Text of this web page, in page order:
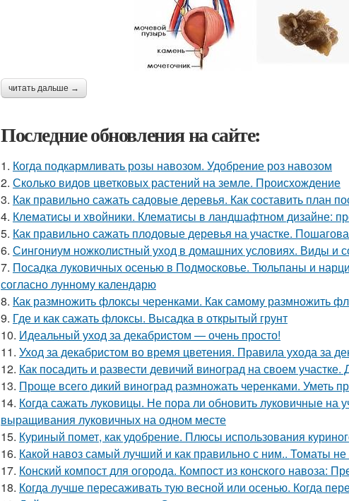
читать дальше →
Последние обновления на сайте:
1. Когда подкармливать розы навозом. Удобрение роз навозом
2. Сколько видов цветковых растений на земле. Происхождение
3. Как правильно сажать садовые деревья. Как составить план
4. Клематисы и хвойники. Клематисы в ландшафтном дизайне:
5. Как правильно сажать плодовые деревья на участке.
6. Сингониум ножколистный уход в домашних условиях. Виды и
7. Посадка луковичных осенью в Подмосковье. Тюльпаны и
согласно лунному календарю
8. Как размножить флоксы черенками. Как самому размножить
9. Где и как сажать флоксы. Высадка в открытый грунт
10. Идеальный уход за декабристом — очень просто!
11. Уход за декабристом во время цветения. Правила ухода за
12. Как посадить и развести девичий виноград на своем
13. Проще всего дикий виноград размножать черенками. Уметь
14. Когда сажать луковицы. Не пора ли обновить луковичные на
выращивания луковичных на одном месте
15. Куриный помет, как удобрение. Плюсы использования
16. Какой навоз самый лучший и как правильно с ним.. Томаты
17. Конский компост для огорода. Компост из конского навоза:
18. Когда лучше пересаживать тую весной или осенью. Когда